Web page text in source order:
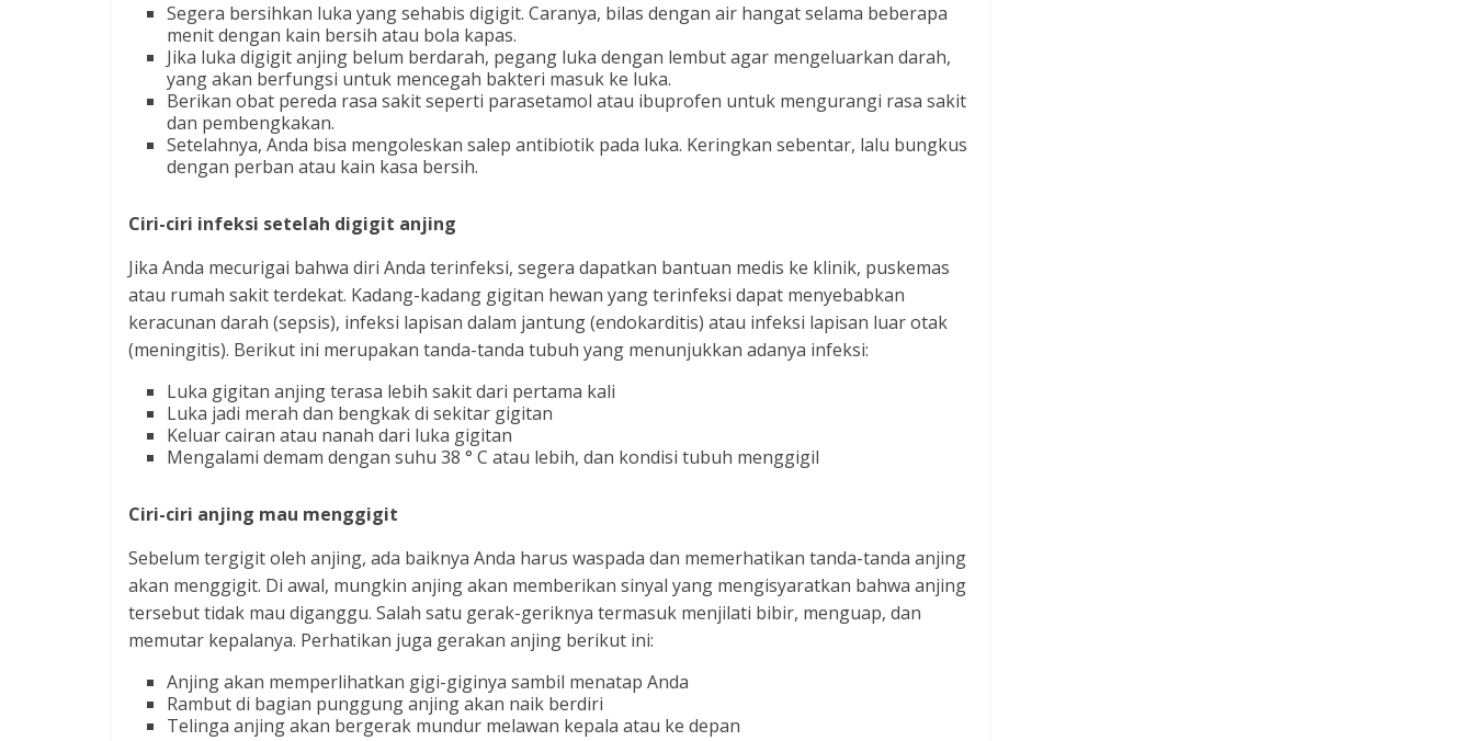
Segera bersihkan luka yang sehabis digigit. Caranya, bilas dengan air hangat selama beberapa
menit dengan kain bersih atau bola kapas.
Jika luka digigit anjing belum berdarah, pegang luka dengan lembut agar mengeluarkan darah,
yang akan berfungsi untuk mencegah bakteri masuk ke luka.
Berikan obat pereda rasa sakit seperti parasetamol atau ibuprofen untuk mengurangi rasa sakit
dan pembengkakan.
Setelahnya, Anda bisa mengoleskan salep antibiotik pada luka. Keringkan sebentar, lalu bungkus
dengan perban atau kain kasa bersih.
Ciri-ciri infeksi setelah digigit anjing
Jika Anda mecurigai bahwa diri Anda terinfeksi, segera dapatkan bantuan medis ke klinik, puskemas
atau rumah sakit terdekat. Kadang-kadang gigitan hewan yang terinfeksi dapat menyebabkan
keracunan darah (sepsis), infeksi lapisan dalam jantung (endokarditis) atau infeksi lapisan luar otak
(meningitis). Berikut ini merupakan tanda-tanda tubuh yang menunjukkan adanya infeksi:
Luka gigitan anjing terasa lebih sakit dari pertama kali
Luka jadi merah dan bengkak di sekitar gigitan
Keluar cairan atau nanah dari luka gigitan
Mengalami demam dengan suhu 38 ° C atau lebih, dan kondisi tubuh menggigil
Ciri-ciri anjing mau menggigit
Sebelum tergigit oleh anjing, ada baiknya Anda harus waspada dan memerhatikan tanda-tanda anjing
akan menggigit. Di awal, mungkin anjing akan memberikan sinyal yang mengisyaratkan bahwa anjing
tersebut tidak mau diganggu. Salah satu gerak-geriknya termasuk menjilati bibir, menguap, dan
memutar kepalanya. Perhatikan juga gerakan anjing berikut ini:
Anjing akan memperlihatkan gigi-giginya sambil menatap Anda
Rambut di bagian punggung anjing akan naik berdiri
Telinga anjing akan bergerak mundur melawan kepala atau ke depan